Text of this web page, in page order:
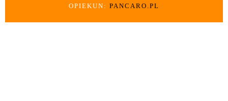
OPIEKUN: PANCARO.PL